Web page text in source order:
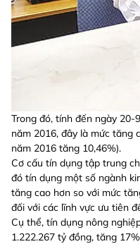
Trong đó, tính đến ngày
năm 2016, đây là mức tăng
năm 2016 tăng 10,46%).
Cơ cấu tín dụng tập trung
đó tín dụng một số ngành
tăng cao hơn so với mức
đối với các lĩnh vực ưu tiên
Cụ thể, tín dụng nông
1.222.267 tỷ đồng, tăng